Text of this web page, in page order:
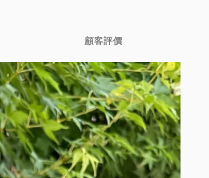
顧客評價